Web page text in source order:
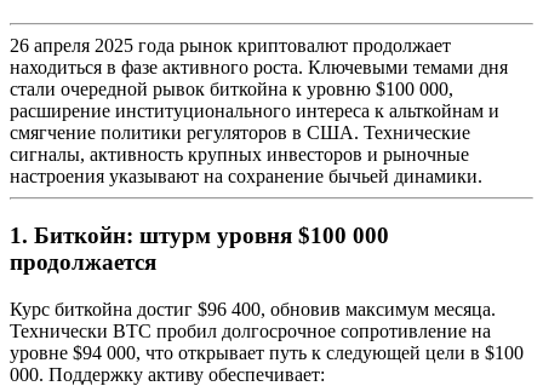
26 апреля 2025 года рынок криптовалют продолжает
находиться в фазе активного роста. Ключевыми темами дня
стали очередной рывок биткойна к уровню $100 000,
расширение институционального интереса к альткойнам и
смягчение политики регуляторов в США. Технические
сигналы, активность крупных инвесторов и рыночные
настроения указывают на сохранение бычьей динамики.
1. Биткойн: штурм уровня $100 000
продолжается
Курс биткойна достиг $96 400, обновив максимум месяца.
Технически BTC пробил долгосрочное сопротивление на
уровне $94 000, что открывает путь к следующей цели в $100
000. Поддержку активу обеспечивает: